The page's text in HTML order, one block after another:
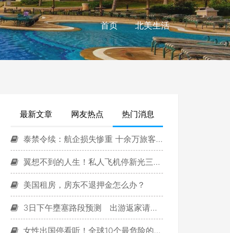
首页 北美生活
最新文章 网友热点 热门消息
泰禁令续：航企损失惨重 十余万旅客受影响
翼想不到的人生！私人飞机停新光三越台北站前广场…
美国租房，房东不退押金怎么办？
3日下午壅塞路段预测 出游返家请留意
女性出国停看听！全球10个最危险的旅游国家